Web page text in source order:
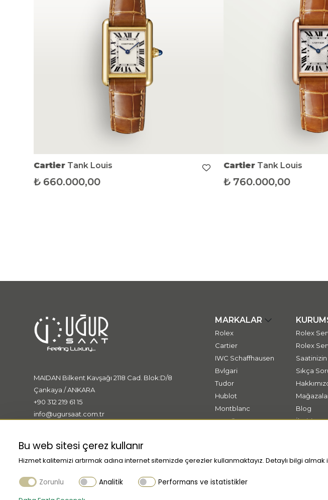
Cartier Tank Louis
₺ 660.000,00
Cartier Tank Louis
₺ 760.000,00
MAIDAN Bilkent Kavşağı 2118 Cad. Blok:D/8
Çankaya / ANKARA
+90 312 219 61 15
info@ugursaat.com.tr
MARKALAR
Rolex
Cartier
IWC Schaffhausen
Bvlgari
Tudor
Hublot
Montblanc
Messika
Rolex
Rolex
Saatinizin
Sıkça
Blog
İletişim
Bu web sitesi çerez kullanır
Hizmet kalitemizi artırmak adına internet sitemizde çerezler kullanmaktayız. Detaylı bilgi almak
Zorunlu Analitik
Performans ve istatistikler